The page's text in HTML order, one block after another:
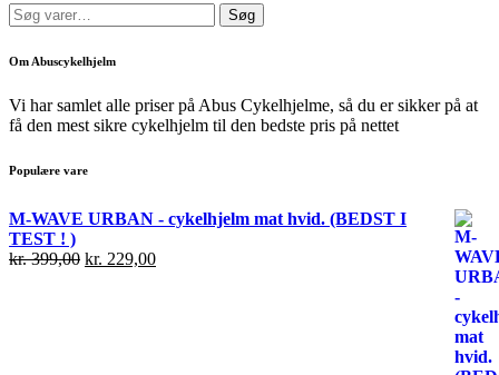
Søg
efter:
Søg
Om Abuscykelhjelm
Vi har samlet alle priser på Abus Cykelhjelme, så du er sikker på at
få den mest sikre cykelhjelm til den bedste pris på nettet
Populære vare
M-WAVE URBAN - cykelhjelm mat hvid. (BEDST I
TEST ! )
kr.399,00 kr. 229,00